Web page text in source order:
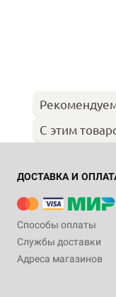
С этим
ДОСТАВКА И
Способы оплаты
Службы доставки
Адреса магазинов